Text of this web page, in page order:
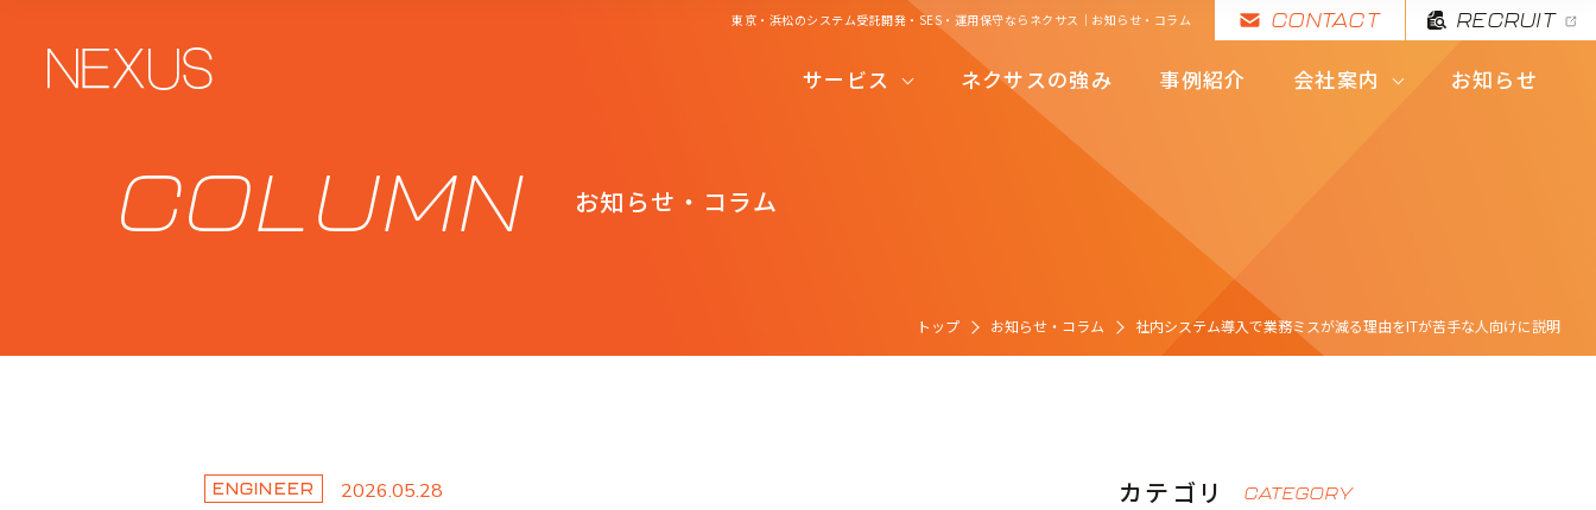
東京・浜松のシステム受託開発・SES・運用保守ならネクサス｜お知らせ・コラム CONTACT RECRUIT
サービス
システム受託開発
システムエンジリアニングサービス
ネクサスの強み 事例紹介 会社案内 お知らせ
システムコンサルティング
システムエンジリアニングサービス
代表挨拶・理念
拠点・会社概要
COLUMN お知らせ・コラム
トップ お知らせ・コラム 社内システム導入で業務ミスが減る理由をITが苦手な人向けに説明
ENGINEER 2026.05.28 カテゴリ CATEGORY